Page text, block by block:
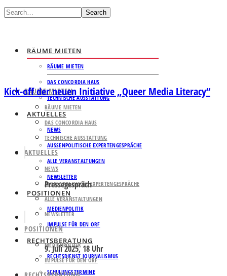
Search
RÄUME MIETEN
RÄUME MIETEN
DAS CONCORDIA HAUS
TECHNISCHE AUSSTATTUNG
AKTUELLES
NEWS
AUSSENPOLITISCHE EXPERTENGESPRÄCHE
ALLE VERANSTALTUNGEN
NEWSLETTER
POSITIONEN
MEDIENPOLITIK
IMPULSE FÜR DEN ORF
RECHTSBERATUNG
RECHTSDIENST JOURNALISMUS
SCHULUNGSTERMINE
RÄUME MIETEN
RÄUME MIETEN
DAS CONCORDIA HAUS
TECHNISCHE AUSSTATTUNG
AKTUELLES
NEWS
AUSSENPOLITISCHE EXPERTENGESPRÄCHE
ALLE VERANSTALTUNGEN
NEWSLETTER
POSITIONEN
MEDIENPOLITIK
IMPULSE FÜR DEN ORF
Kick-off der neuen Initiative „Queer Media Literacy“
Pressegespräch
9. Juli 2025, 18 Uhr